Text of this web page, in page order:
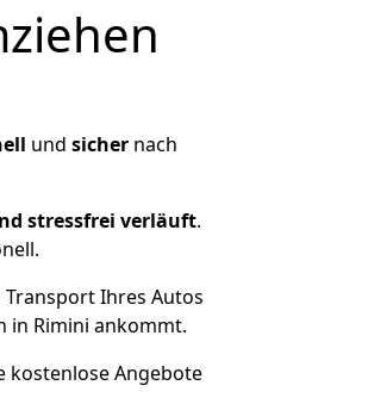
und sichernach
stressfrei verläuft.
Ihres Autos
in Rimini ankommt.
kostenlose Angebote